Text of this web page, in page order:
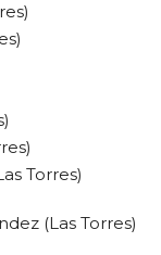
Torres)
(Las Torres)